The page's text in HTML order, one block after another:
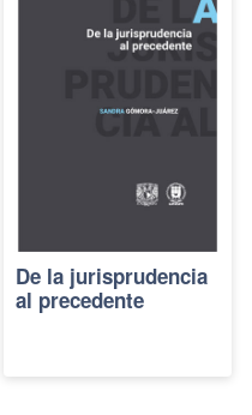
De la jurisprudencia
al precedente